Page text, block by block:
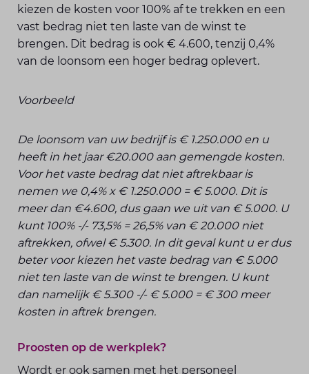
kiezen de kosten voor 100% af te trekken en een
vast bedrag niet ten laste van de winst te
brengen. Dit bedrag is ook € 4.600, tenzij 0,4%
van de loonsom een hoger bedrag oplevert.
Voorbeeld
De loonsom van uw bedrijf is € 1.250.000 en u
heeft in het jaar €20.000 aan gemengde kosten.
Voor het vaste bedrag dat niet aftrekbaar is
nemen we 0,4% x € 1.250.000 = € 5.000. Dit is
meer dan €4.600, dus gaan we uit van € 5.000. U
kunt 100% -/- 73,5% = 26,5% van € 20.000 niet
aftrekken, ofwel € 5.300. In dit geval kunt u er dus
beter voor kiezen het vaste bedrag van € 5.000
niet ten laste van de winst te brengen. U kunt
dan namelijk € 5.300 -/- € 5.000 = € 300 meer
kosten in aftrek brengen.
Proosten op de werkplek?
Wordt er ook samen met het personeel